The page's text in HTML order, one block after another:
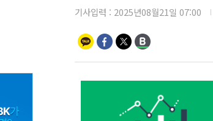
기사입력 : 2025년08월21일 07:00